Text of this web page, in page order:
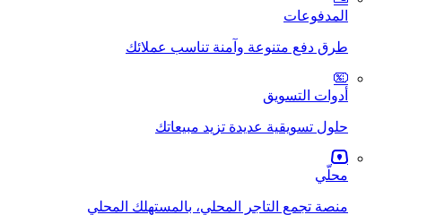
المدفوعات
طرق دفع متنوعة وآمنة تناسب عملائك
أدوات التسويق
حلول تسويقية عديدة تزيد مبيعاتك
محلّي
منصة تجمع التاجر المحلي، بالمستهلك المحلي